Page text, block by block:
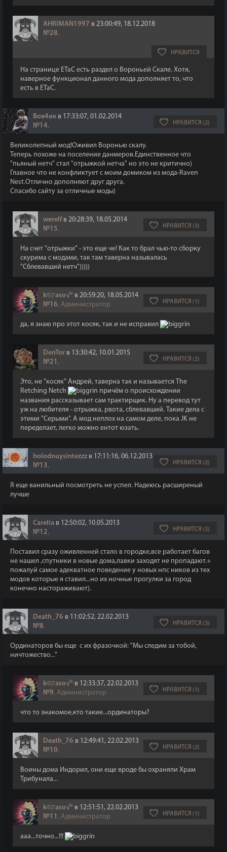
AHRIMAN1997 в 23:00:49, 18.12.2018
№28,
НРАВИТСЯ
На странице ETaC есть раздел о Вороньей Скале. Хотя,
наверное функционал данного мода дополняет то, что
есть в ETaC.
Вов4ик в 17:33:07, 01.02.2014
№14, НРАВИТСЯ (2)
Великолепный мод!Оживил Воронью скалу.
Теперь похоже на поселение данмеров.Единственное что
"пьяный нетч" стал "отрыжкой нетча" но это не критично)
Главное что не конфликтует с моим домиком из мода-Raven
Nest.Отлично дополняют друг друга.
Спасибо сайту за отличные моды)
werelfв 20:28:39, 18.05.2014
№15, НРАВИТСЯ (3)
На счет "отрыжки" - это еще че! Как то брал чью-то сборку
скурима с модами, так там таверна называлась
"Сблевавший нетч")))))
k©קaso√® в 20:59:20, 18.05.2014
№16, Администратор НРАВИТСЯ (1)
да, я знаю про этот косяк, так и не исправил
DenTor в 13:30:42, 10.01.2015
№21 , НРАВИТСЯ (2)
Это, не "косяк" Андрей, таверна так и называется The
Retching Netch
причём о происхождении
названия рассказывает сам трактирщик. Ну а перевод тут
уж на любителя - отрыжка, рвота, сблевавший. Такие дела с
этими "Серыми". А мод неплох на самом деле, пока JK не
переделает, легко можно ентот юзать.
holodnuysintezzz в 17:11:16, 06.12.2013
№13, НРАВИТСЯ (2)
Я еще ванильный посмотреть не успел. Надеюсь расширеный
лучше
Carelia в 12:50:02, 10.05.2013
№12, НРАВИТСЯ (3)
Поставил сразу оживленней стало в городке,все работает багов
не нашел ,спутники в новые дома,лавки заходят не пропадают.+
пожалуй самое адекватное поведение у новых нпс ников из тех
модов которые я ставил...но их ночные прогулки за город
конечно настораживают).
Death_76 в 11:02:52, 22.02.2013
№8, НРАВИТСЯ (3)
Ординаторов бы еще с их фразочкой: "Мы следим за тобой,
ничтожество..."
k©קaso√® в 12:33:37, 22.02.2013
№9, Администратор НРАВИТСЯ (1)
что то знакомое,кто такие...ординаторы?
Death_76 в 12:49:41, 22.02.2013
№10, НРАВИТСЯ (2)
Воины дома Индорил, они еще вроде бы охраняли Храм
Трибунала...
k©קaso√® в 12:51:51, 22.02.2013
№11 , Администратор НРАВИТСЯ (1)
ааа...точно...!!!